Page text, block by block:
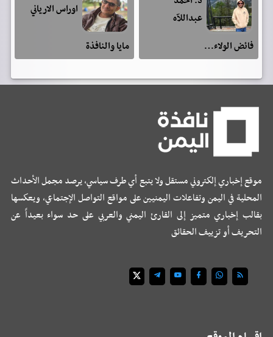
عبداللآه
فائض الولاء…
اوراس الارياني
مايا والنافذة
موقع إخباري إلكتروني مستقل ولا يتبع أي طرف سياسي، يرصد مجمل الأحداث
المحلية في اليمن وتفاعلات اليمنيين على مواقع التواصل الإجتماعي، ويعكسها
بقالب إخباري متميز إلى القارئ اليمني والعربي على حد سواء بعيداً عن
التحريف أو تزييف الحقائق